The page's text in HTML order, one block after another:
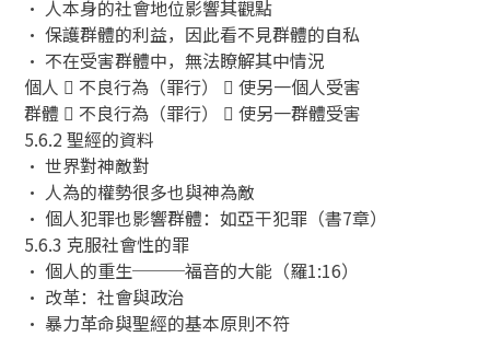
• 人本身的社會地位影響其觀點
• 保護群體的利益，因此看不見群體的自私
• 不在受害群體中，無法瞭解其中情況
個人  不良行為（罪行）  使另一個人受害
群體  不良行為（罪行）  使另一群體受害
5.6.2 聖經的資料
• 世界對神敵對
• 人為的權勢很多也與神為敵
• 個人犯罪也影響群體：如亞干犯罪（書7章）
5.6.3 克服社會性的罪
• 個人的重生───福音的大能（羅1:16）
• 改革：社會與政治
• 暴力革命與聖經的基本原則不符